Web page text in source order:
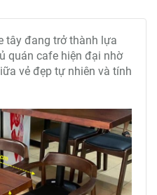
tây đang trở thành lựa
quán cafe hiện đại nhờ
vẻ đẹp tự nhiên và tính